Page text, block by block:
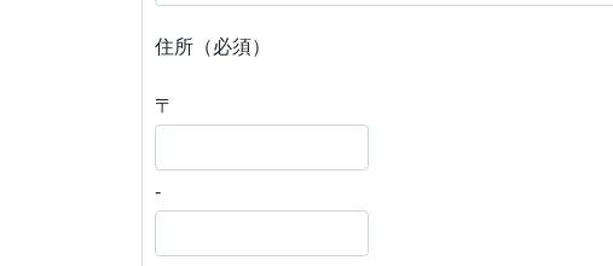
住所（必須）
〒
-